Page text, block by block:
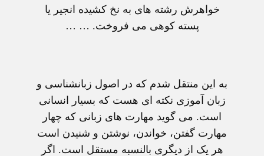
خواهرش رشته های به نخ کشيده انجير يا
پسته کوهی می فروخت. … …
به اين منتقل شدم که در اصول زبانشناسی و
زبان آموزی نکته ای هست که بسيار انسانی
است. می گويد مهارت های زبانی که چهار
مهارت گفتن، خواندن، نوشتن و شنيدن است
هر يک از ديگری بالنسبه مستقل است. اگر